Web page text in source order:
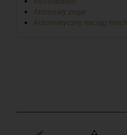
Atomowy zegar
Automatyczny naciąg